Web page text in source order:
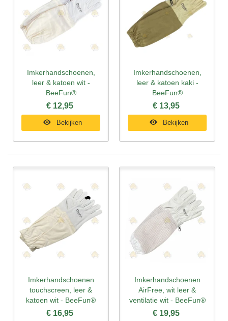
Imkerhandschoenen,
leer & katoen wit -
BeeFun®
€ 12,95
Bekijken
Imkerhandschoenen,
leer & katoen kaki -
BeeFun®
€ 13,95
Bekijken
Imkerhandschoenen
touchscreen, leer &
katoen wit - BeeFun®
€ 16,95
Imkerhandschoenen
AirFree, wit leer &
ventilatie wit - BeeFun®
€ 19,95